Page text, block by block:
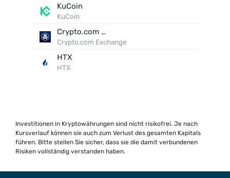
KuCoin
KuCoin
Crypto.com Exchange
Crypto.com Exchange
HTX
HTX
Investitionen in Kryptowährungen sind nicht risikofrei. Je nach
Kursverlauf können sie auch zum Verlust des gesamten Kapitals
führen. Bitte stellen Sie sicher, dass sie die damit verbundenen
Risiken vollständig verstanden haben.